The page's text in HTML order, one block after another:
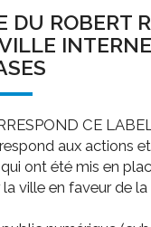
DU ROBERT
CE
aux actions
ont été mis en
ville en faveur de